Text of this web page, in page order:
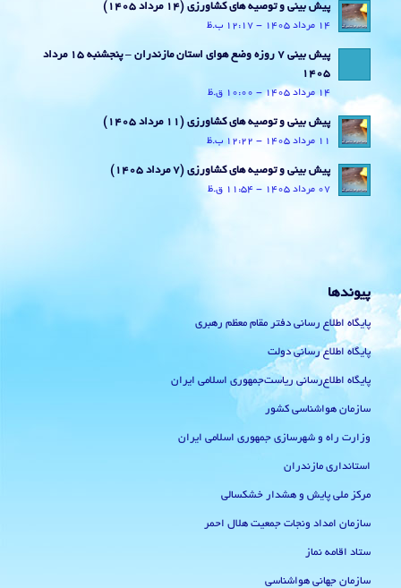
پیش بینی و توصیه های کشاورزی (14 مرداد ۱۴۰۵)
14 مرداد 1405 - 12:17 ب.ظ
پیش بینی 7 روزه وضع هوای استان مازندران – پنجشنبه 15 مرداد
1405
14 مرداد 1405 - 10:00 ق.ظ
پیش بینی و توصیه های کشاورزی (11 مرداد ۱۴۰۵)
11 مرداد 1405 - 12:22 ب.ظ
پیش بینی و توصیه های کشاورزی (7 مرداد ۱۴۰۵)
07 مرداد 1405 - 11:54 ق.ظ
پیوندها
پایگاه اطلاع رسانی دفتر مقام معظم رهبری
پایگاه اطلاع رسانی دولت
پایگاه اطلاع‌رسانی ریاست‌جمهوری اسلامی ایران
سازمان هواشناسی کشور
وزارت راه و شهرسازی جمهوری اسلامی ایران
استانداری مازندران
مرکز ملی پایش و هشدار خشکسالی
سازمان امداد ونجات جمعیت هلال احمر
ستاد اقامه نماز
سازمان جهانی هواشناسی